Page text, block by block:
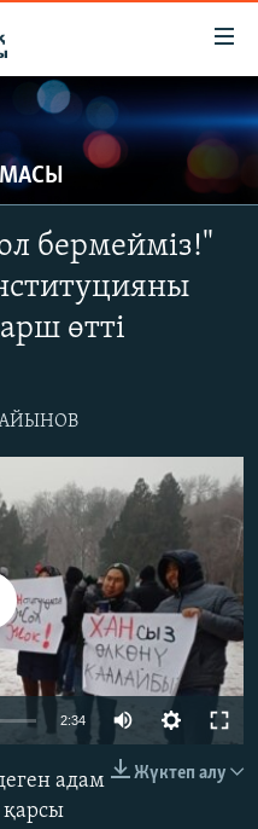
бермейміз!"
өтті
available
2:34
Жүктеп алу
адам
қарсы